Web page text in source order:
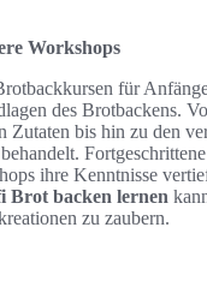
Workshops
für
des Brotbackens.
Zutaten bis hin zu den
ihre Kenntnisse
Brot backen lernen
zu zaubern.